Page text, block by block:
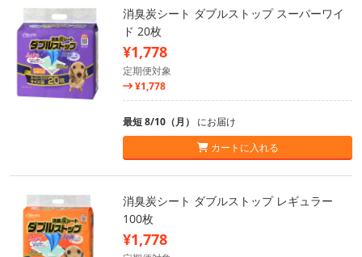
消臭炭シート ダブルストップ スーパーワイ
ド 20枚
¥1,778
定期便対象
¥1,778
最短 8/10（月） にお届け
カートに入れる
消臭炭シート ダブルストップ レギュラー
100枚
¥1,778